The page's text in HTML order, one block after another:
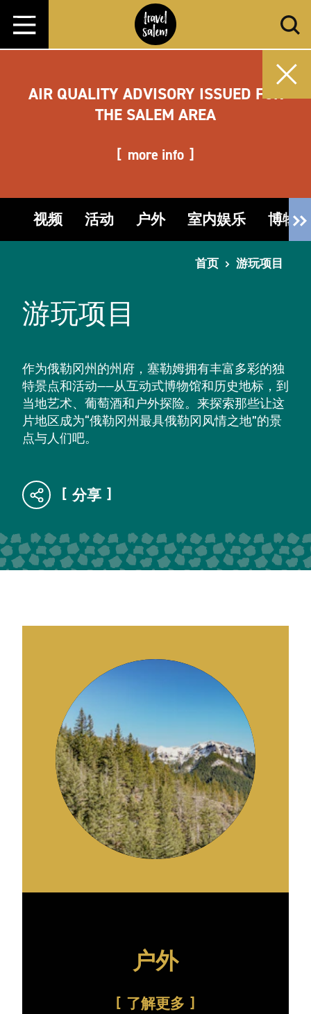
跳转至内容
AIR QUALITY ADVISORY ISSUED FOR
THE SALEM AREA
more info
视频 活动 户外 室内娱乐 博物
首页 游玩项目
游玩项目
作为俄勒冈州的州府，塞勒姆拥有丰富多彩的独
特景点和活动——从互动式博物馆和历史地标，到
当地艺术、葡萄酒和户外探险。来探索那些让这
片地区成为“俄勒冈州最具俄勒冈风情之地”的景
点与人们吧。
分享
户外
了解更多